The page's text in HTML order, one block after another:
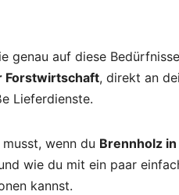
genau auf diese
Forstwirtschaft, direkt an
Lieferdienste.
wenn du Brennholz
wie du mit ein paar
kannst.